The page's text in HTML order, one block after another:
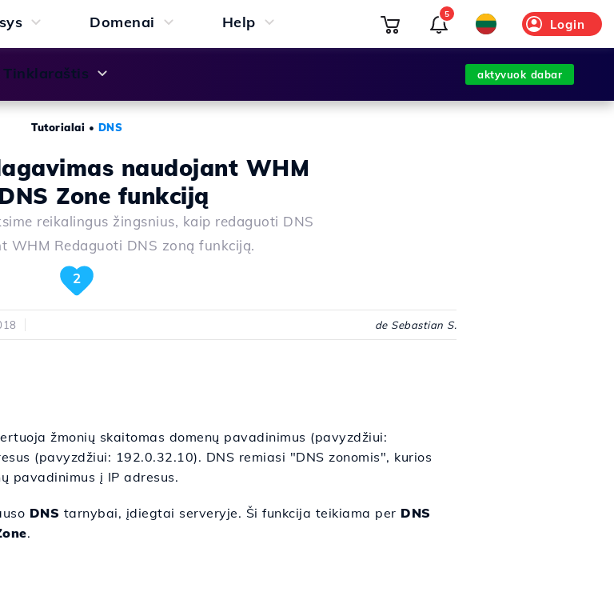
Domenai Help
Tinklaraštis
Login
5
aktyvuok dabar
Tutorialai • DNS
naudojant WHM
Zone funkciją
reikalingus žingsnius, kaip redaguoti DNS
WHM Redaguoti DNS zoną funkciją.
2
de Sebastian S.
žmonių skaitomas domenų pavadinimus (pavyzdžiui:
(pavyzdžiui: 192.0.32.10). DNS remiasi "DNS zonomis", kurios
pavadinimus į IP adresus.
DNS tarnybai, įdiegtai serveryje. Ši funkcija teikiama per DNS
.